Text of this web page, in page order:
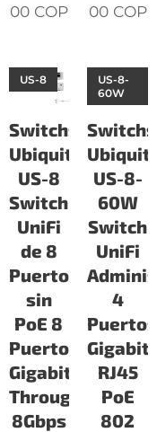
00COP
00COP
Switchs
Ubiquiti
US-8
Switch
UniFi
de 8
Puertos
sin
PoE 8
Puertos
Gigabit
Throughput
8Gbps
US-8
Switchs
Ubiquiti
US-8-
60W
Switch
UniFi
4
Puertos
Gigabit
RJ45
PoE
802
US-8-
60W